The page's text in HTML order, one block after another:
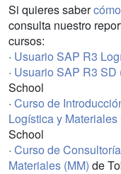
Si quieres saber
consulta nuestro
cursos:
· Usuario SAP R3
· Usuario SAP R3 SD
School
· Curso de
Logística y Materiales
School
· Curso de
Materiales (MM) de